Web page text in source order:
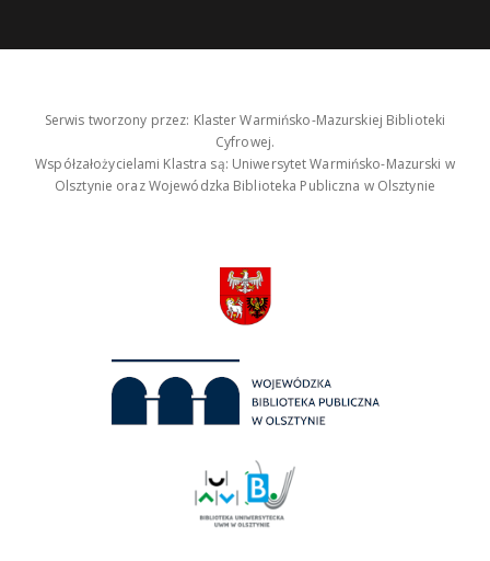
Serwis tworzony przez: Klaster Warmińsko-Mazurskiej Biblioteki
Cyfrowej.
Współzałożycielami Klastra są: Uniwersytet Warmińsko-Mazurski w
Olsztynie oraz Wojewódzka Biblioteka Publiczna w Olsztynie